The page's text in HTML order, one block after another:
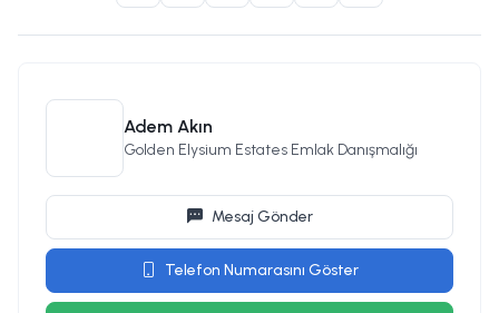
Adem Akın
Golden Elysium Estates Emlak Danışmalığı
Mesaj Gönder
Telefon Numarasını Göster